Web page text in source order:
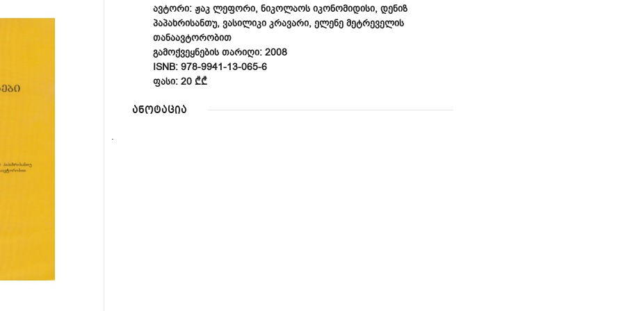
ᲐᲕᲢᲝᲠᲘ: ᲟᲐᲙ ᲚᲔᲤᲝᲠᲘ, ᲜᲘᲙᲝᲚᲐᲝᲡ ᲘᲙᲝᲜᲝᲛᲘᲓᲘᲡᲘ, ᲓᲔᲜᲘᲖ
ᲞᲐᲞᲐᲮᲠᲘᲡᲐᲜᲗᲣ, ᲕᲐᲡᲘᲚᲘᲙᲘ ᲙᲠᲐᲕᲐᲠᲘ, ᲔᲚᲔᲜᲔ ᲛᲔᲢᲠᲔᲕᲔᲚᲘᲡ
ᲗᲐᲜᲐᲐᲕᲢᲝᲠᲝᲑᲘᲗ
ᲒᲐᲛᲝᲥᲕᲔᲧᲜᲔᲑᲘᲡ ᲗᲐᲠᲘᲦᲘ: 2008
ISNB: 978-9941-13-065-6
ᲤᲐᲡᲘ: 20 ₾₾
ანოტაცია
.